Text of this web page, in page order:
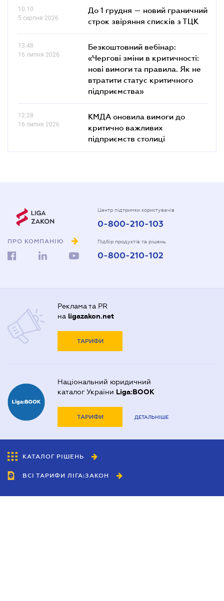
10.10
5 серпня 2026
До 1 грудня — новий граничний
строк звіряння списків з ТЦК
13.48
16 липня 2026
Безкоштовний вебінар:
«Чергові зміни в критичності:
нові вимоги та правила. Як не
втратити статус критичного
підприємства»
12.28
16 липня 2026
КМДА оновила вимоги до
критично важливих
підприємств столиці
ПРО КОМПАНІЮ
Центр підтримки користувачів
0-800-210-103
Підбір продуктів та рішень
0-800-210-102
Реклама та PR
на ligazakon.net
ТАРИФИ
Національний юридичний
каталог України Liga:BOOK
ТАРИФИ ДЕТАЛЬНІШЕ
КАТАЛОГ РІШЕНЬ
ВСІ ТАРИФИ ЛІГА:ЗАКОН